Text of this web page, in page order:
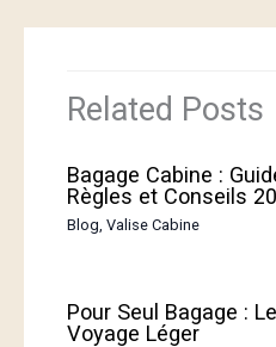
Related Posts
Bagage Cabine :
Règles et Conseils
Blog,Valise Cabine
Pour Seul Bagage :
Voyage Léger